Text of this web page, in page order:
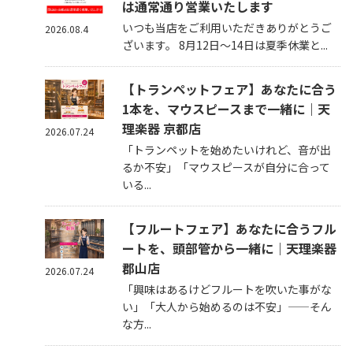
は通常通り営業いたします
いつも当店をご利用いただきありがとうご
ざいます。 8月12日～14日は夏季休業と...
2026.08.4
【トランペットフェア】あなたに合う
1本を、マウスピースまで一緒に｜天
理楽器 京都店
「トランペットを始めたいけれど、音が出
るか不安」「マウスピースが自分に合って
いる...
2026.07.24
【フルートフェア】あなたに合うフル
ートを、頭部管から一緒に｜天理楽器
郡山店
「興味はあるけどフルートを吹いた事がな
い」「大人から始めるのは不安」——そん
な方...
2026.07.24